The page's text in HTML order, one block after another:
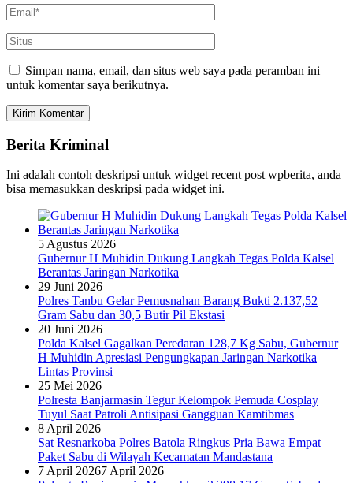
Simpan nama, email, dan situs web saya pada peramban ini
untuk komentar saya berikutnya.
Berita Kriminal
Ini adalah contoh deskripsi untuk widget recent post wpberita, anda
bisa memasukkan deskripsi pada widget ini.
5 Agustus 2026
Gubernur H Muhidin Dukung Langkah Tegas Polda Kalsel
Berantas Jaringan Narkotika
29 Juni 2026
Polres Tanbu Gelar Pemusnahan Barang Bukti 2.137,52
Gram Sabu dan 30,5 Butir Pil Ekstasi
20 Juni 2026
Polda Kalsel Gagalkan Peredaran 128,7 Kg Sabu, Gubernur
H Muhidin Apresiasi Pengungkapan Jaringan Narkotika
Lintas Provinsi
25 Mei 2026
Polresta Banjarmasin Tegur Kelompok Pemuda Cosplay
Tuyul Saat Patroli Antisipasi Gangguan Kamtibmas
8 April 2026
Sat Resnarkoba Polres Batola Ringkus Pria Bawa Empat
Paket Sabu di Wilayah Kecamatan Mandastana
7 April 20267 April 2026